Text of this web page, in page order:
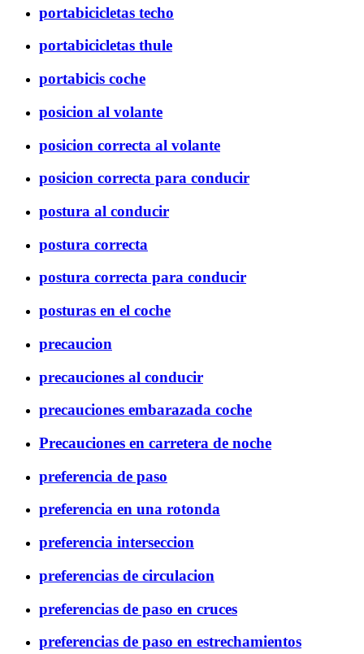
portabicicletas techo
portabicicletas thule
portabicis coche
posicion al volante
posicion correcta al volante
posicion correcta para conducir
postura al conducir
postura correcta
postura correcta para conducir
posturas en el coche
precaucion
precauciones al conducir
precauciones embarazada coche
Precauciones en carretera de noche
preferencia de paso
preferencia en una rotonda
preferencia interseccion
preferencias de circulacion
preferencias de paso en cruces
preferencias de paso en estrechamientos